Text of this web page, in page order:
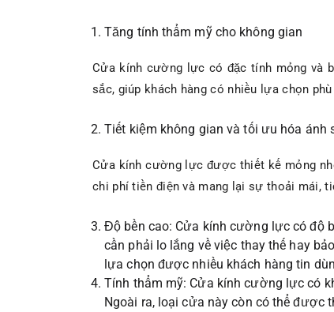
Tăng tính thẩm mỹ cho không gian
Cửa kính cường lực có đặc tính mỏng và
sắc, giúp khách hàng có nhiều lựa chọn
Tiết kiệm không gian và tối ưu hóa ánh
Cửa kính cường lực được thiết kế mỏng
chi phí tiền điện và mang lại sự thoải mái,
Độ bền cao: Cửa kính cường lực có độ
cần phải lo lắng về việc thay thế hay
lựa chọn được nhiều khách hàng tin
Tính thẩm mỹ: Cửa kính cường lực có
Ngoài ra, loại cửa này còn có thể được